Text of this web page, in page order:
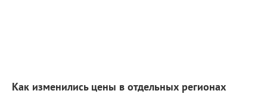
Как изменились цены в отдельных регионах